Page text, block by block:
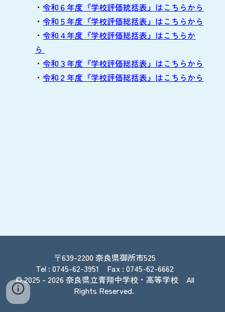
・令和６年度『学校評価統括表』はこちらから
・令和５年度『学校評価総括表』はこちらから
・令和４年度『学校評価総括表』はこちらか
ら
・令和３年度『学校評価総括表』はこちらから
・令和２年度『学校評価総括表』はこちらから
〒639-2200奈良県御所市525
Tel : 0745-62-3951 Fax : 0745-62-6662
© 2025 - 2026 奈良県立青翔中学校・高等学校 All
Rights Reserved.